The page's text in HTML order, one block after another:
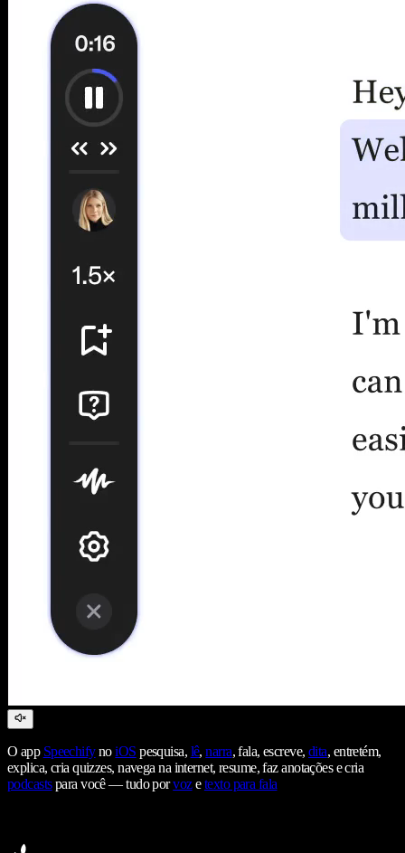
O app SpeechifynoiOS pesquisa, lê,narra, fala, escreve,dita, entretém,
explica, cria quizzes, navega na internet, resume, faz anotações e cria
podcastspara você — tudo porvozetexto para fala